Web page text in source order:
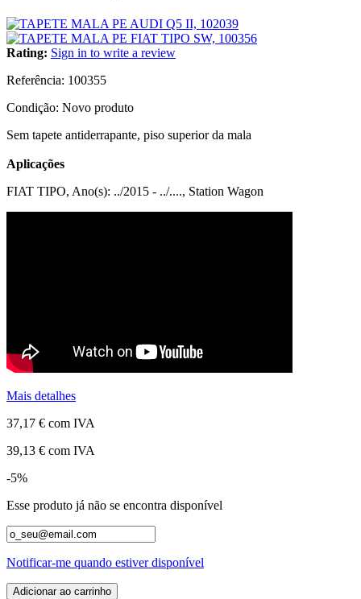
Rating: Sign in to write a review
Referência: 100355
Condição: Novo produto
Sem tapete antiderrapante, piso superior da mala
Aplicações
FIAT TIPO, Ano(s): ../2015 - ../...., Station Wagon
Mais detalhes
37,17 € com IVA
39,13 € com IVA
-5%
Esse produto já não se encontra disponível
Notificar-me quando estiver disponível
Adicionar ao carrinho